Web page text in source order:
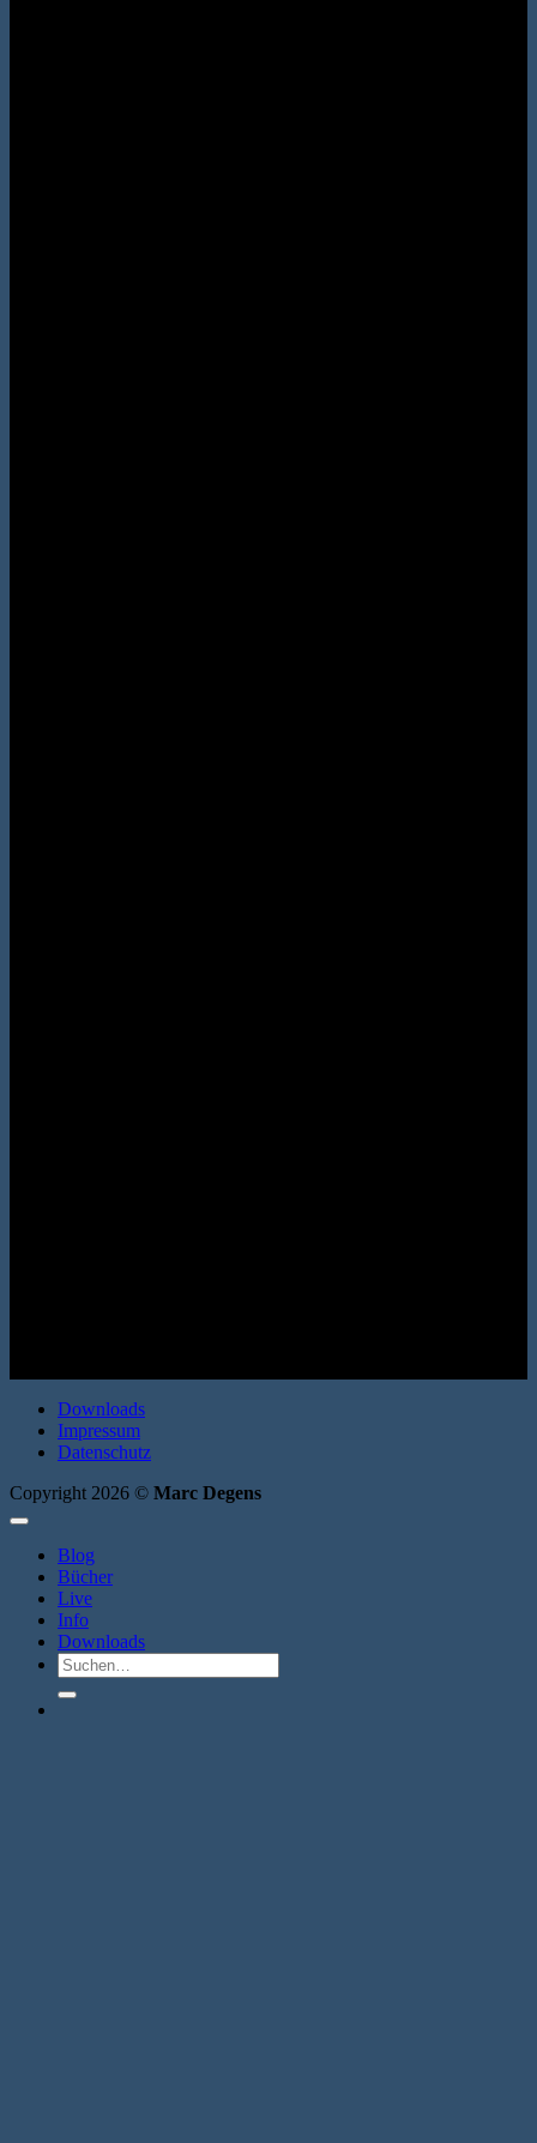
Downloads
Impressum
Datenschutz
Copyright 2026 © Marc Degens
Blog
Bücher
Live
Info
Downloads
Suche
nach: